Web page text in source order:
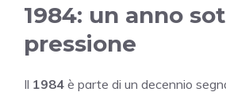
1984: un anno
pressione
Il 1984 è parte di un decennio